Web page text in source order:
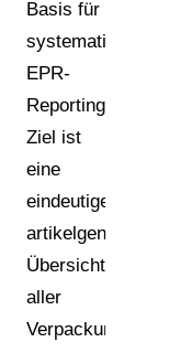
Basis für
systematisches
EPR-
Reporting.
Ziel ist
eine
eindeutige,
artikelgenaue
Übersicht
aller
Verpackungen.